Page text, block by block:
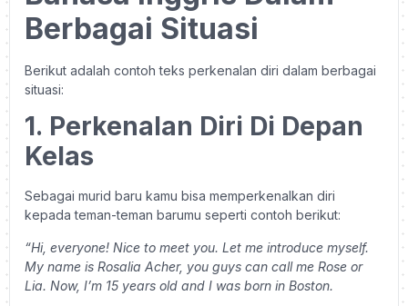
Berbagai Situasi
Berikut adalah contoh teks perkenalan diri dalam berbagai
situasi:
1. Perkenalan Diri Di Depan
Kelas
Sebagai murid baru kamu bisa memperkenalkan diri
kepada teman-teman barumu seperti contoh berikut:
“Hi, everyone! Nice to meet you. Let me introduce myself.
My name is Rosalia Acher, you guys can call me Rose or
Lia. Now, I’m 15 years old and I was born in Boston.